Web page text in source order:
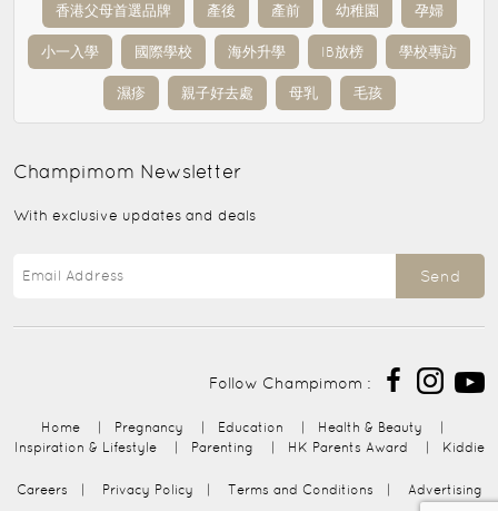
香港父母首選品牌 產後 產前 幼稚園 孕婦
小一入學 國際學校 海外升學 IB放榜 學校專訪
濕疹 親子好去處 母乳 毛孩
Champimom Newsletter
With exclusive updates and deals
Send
Follow Champimom :
Home Pregnancy Education Health & Beauty
Inspiration & Lifestyle
Parenting HK Parents Award Kiddie
Careers Privacy Policy Terms and Conditions Advertising